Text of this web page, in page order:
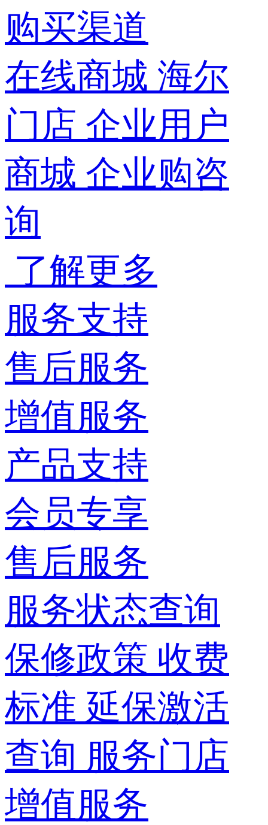
购买渠道
在线商城 海尔
门店 企业用户
商城 企业购咨
询
了解更多
服务支持
售后服务
增值服务
产品支持
会员专享
售后服务
服务状态查询
保修政策 收费
标准 延保激活
查询 服务门店
增值服务